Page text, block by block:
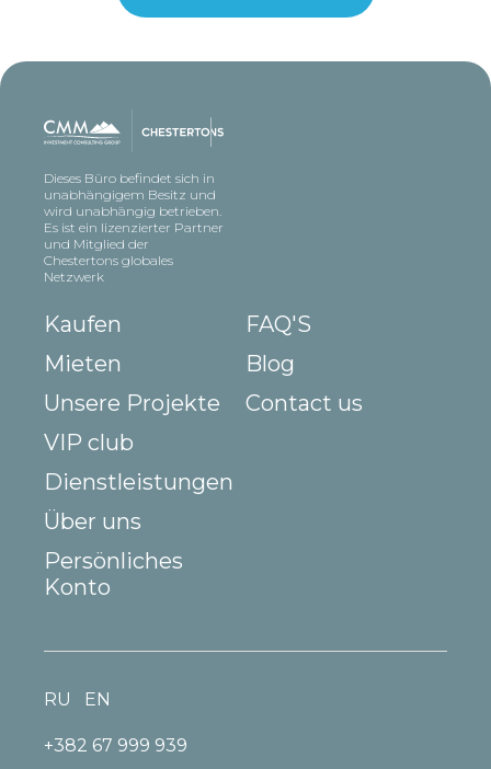
Dieses Büro befindet sich in
unabhängigem Besitz und
wird unabhängig betrieben.
Es ist ein lizenzierter Partner
und Mitglied der
Chestertons globales
Netzwerk
Kaufen
Mieten
Unsere Projekte
VIP club
Dienstleistungen
Über uns
FAQ'S
Blog
Contact us
Persönliches
Konto
+382 67 999 939
RU EN